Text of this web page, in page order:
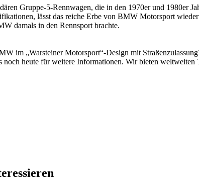
Gruppe-5-Rennwagen, die in den 1970er und 1980er
lässt das reiche Erbe von BMW Motorsport
damals in den Rennsport brachte.
im „Warsteiner Motorsport“-Design mit
heute für weitere Informationen. Wir bieten